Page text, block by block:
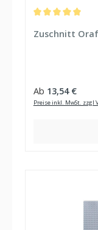
Zuschnitt
Regulärer Preis:
Ab 13,54 €
Preise inkl. MwSt. zzgl